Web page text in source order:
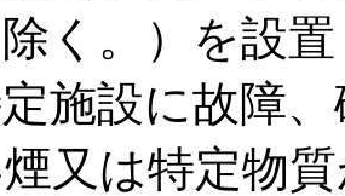
く。）を設
施設に故障
又は特定物